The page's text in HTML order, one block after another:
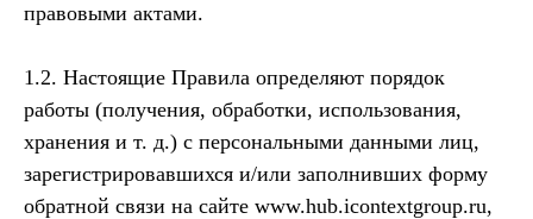
правовыми актами.
1.2. Настоящие Правила определяют порядок
работы (получения, обработки, использования,
хранения и т. д.) с персональными данными лиц,
зарегистрировавшихся и/или заполнивших форму
обратной связи на сайте www.hub.icontextgroup.ru,